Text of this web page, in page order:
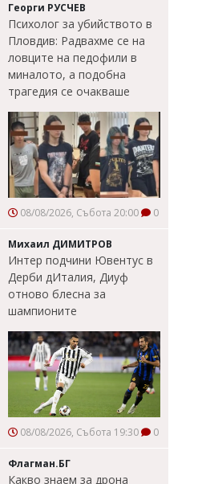
Георги РУСЧЕВ
Психолог за убийството в
Пловдив: Радвахме се на
ловците на педофили в
миналото, а подобна
трагедия се очакваше
08/08/2026, Събота 20:00 0
Михаил ДИМИТРОВ
Интер подчини Ювентус в
Дерби дИталия, Диуф
отново блесна за
шампионите
08/08/2026, Събота 19:30 0
Флагман.БГ
Какво знаем за дрона